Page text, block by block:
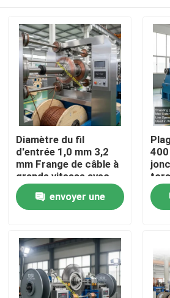
À la maison
Produits
Vidéos
À propos de nous
Diamètre du fil
d'entrée 1,0 mm 3,2
mm Frange de câble à
grande vitesse avec
une puissance de
fonctionnement
quotidienne de 15 kW
câbles
envoyer une
400
mm